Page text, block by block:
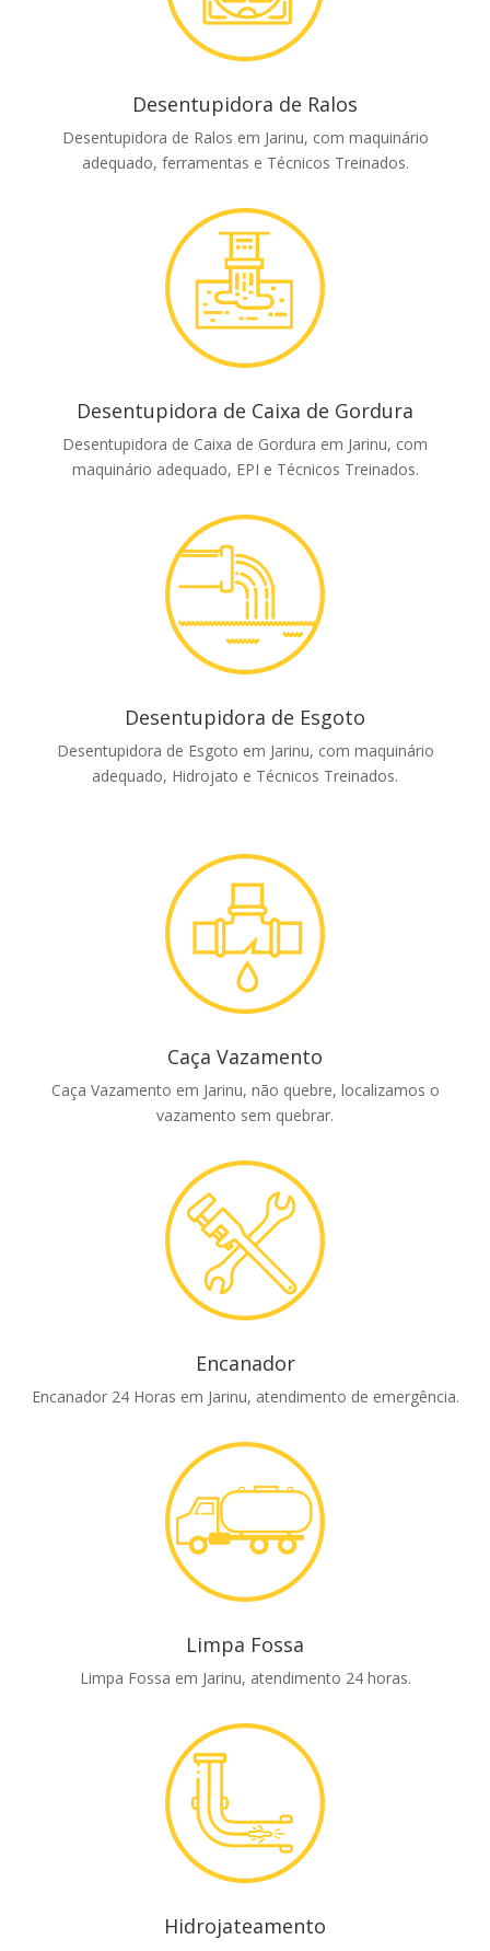
Desentupidora de Ralos
Desentupidora de Ralos em Jarinu, com maquinário
adequado, ferramentas e Técnicos Treinados.
Desentupidora de Caixa de Gordura
Desentupidora de Caixa de Gordura em Jarinu, com
maquinário adequado, EPI e Técnicos Treinados.
Desentupidora de Esgoto
Desentupidora de Esgoto em Jarinu, com maquinário
adequado, Hidrojato e Técnicos Treinados.
Caça Vazamento
Caça Vazamento em Jarinu, não quebre, localizamos o
vazamento sem quebrar.
Encanador
Encanador 24 Horas em Jarinu, atendimento de emergência.
Limpa Fossa
Limpa Fossa em Jarinu, atendimento 24 horas.
Hidrojateamento